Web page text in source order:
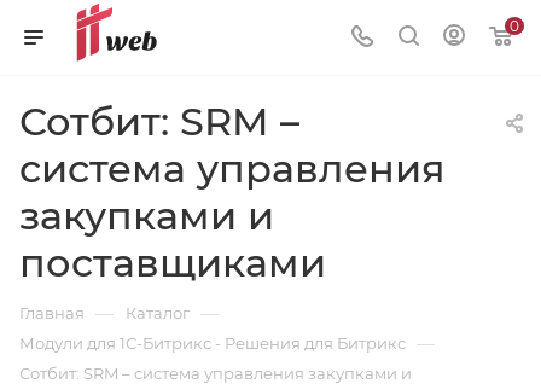
0
Сотбит: SRM –
система управления
закупками и
поставщиками
Главная — Каталог —
Модули для 1С-Битрикс - Решения для Битрикс —
Сотбит: SRM – система управления закупками и